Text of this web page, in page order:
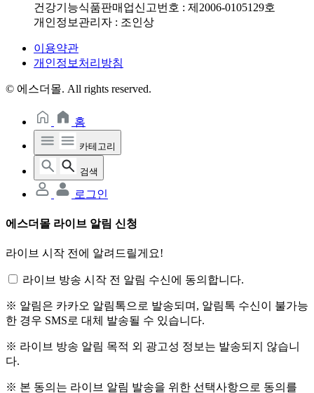
건강기능식품판매업신고번호 : 제2006-0105129호
개인정보관리자 : 조인상
이용약관
개인정보처리방침
© 에스더몰. All rights reserved.
홈
카테고리
검색
로그인
에스더몰 라이브 알림 신청
라이브 시작 전에 알려드릴게요!
라이브 방송 시작 전 알림 수신에 동의합니다.
※ 알림은 카카오 알림톡으로 발송되며, 알림톡 수신이 불가능
한 경우 SMS로 대체 발송될 수 있습니다.
※ 라이브 방송 알림 목적 외 광고성 정보는 발송되지 않습니
다.
※ 본 동의는 라이브 알림 발송을 위한 선택사항으로 동의를